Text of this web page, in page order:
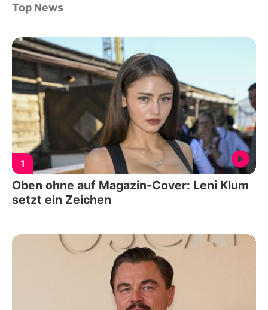
Top News
1
Oben ohne auf Magazin-Cover: Leni Klum
setzt ein Zeichen